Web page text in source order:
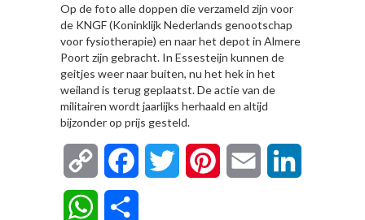
Op de foto alle doppen die verzameld zijn voor
de KNGF (Koninklijk Nederlands genootschap
voor fysiotherapie) en naar het depot in Almere
Poort zijn gebracht. In Essesteijn kunnen de
geitjes weer naar buiten, nu het hek in het
weiland is terug geplaatst. De actie van de
militairen wordt jaarlijks herhaald en altijd
bijzonder op prijs gesteld.
Copy
Link
FacebookTwitter Pinterest Email
WhatsApp